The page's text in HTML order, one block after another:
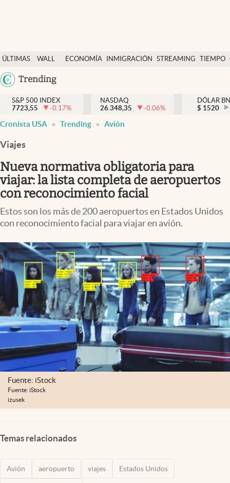
ÚLTIMAS
NOTICIAS
WALL
DÓLAR
ECONOMÍA INMIGRACIÓN STREAMING TIEMPO
México
Trending
Finanzas y economía
Wall Street y dólar
Inmigración
Espiritual
Streaming
PC y mobile
USA
S&P 500 INDEX
7723,55
-0.17%
NASDAQ
26.348,35
-0.06%
DÓLAR
$ 1520
Cronista USA Trending Avión
Viajes
Nueva normativa obligatoria para
viajar: la lista completa de aeropuertos
con reconocimiento facial
Estos son los más de 200 aeropuertos en Estados Unidos
con reconocimiento facial para viajar en avión.
Fuente: iStock
Fuente: iStock
izusek
Temas relacionados
Avión aeropuerto viajes Estados Unidos